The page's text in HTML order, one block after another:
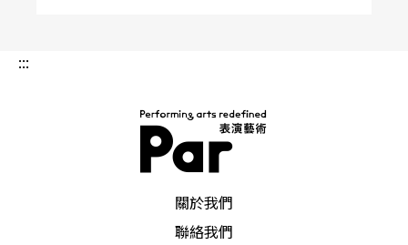
:::
關於我們
聯絡我們